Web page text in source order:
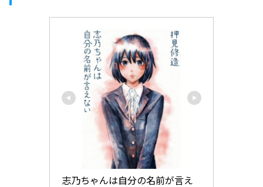
志乃ちゃんは自分の名前が言え